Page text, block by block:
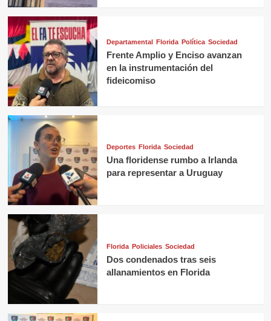
Departamental Florida Política Sociedad
Frente Amplio y Enciso avanzan
en la instrumentación del
fideicomiso
Deportes Florida Sociedad
Una floridense rumbo a Irlanda
para representar a Uruguay
Florida Policiales Sociedad
Dos condenados tras seis
allanamientos en Florida